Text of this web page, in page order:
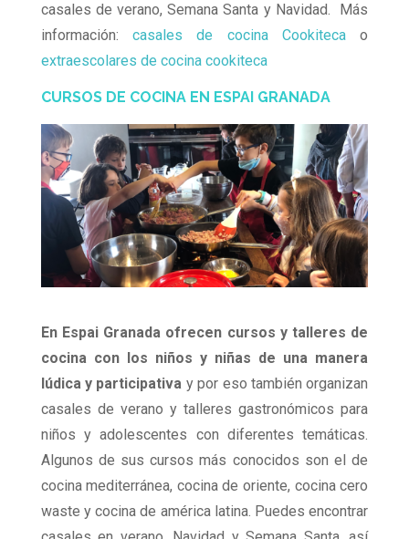
casales de verano, Semana Santa y Navidad. Más
información:casales de cocina Cookitecao
extraescolares de cocina cookiteca
CURSOS DE COCINA EN ESPAI GRANADA
En Espai Granada ofrecen cursos y talleres de
cocina con los niños y niñas de una manera
lúdica y participativa y por eso también organizan
casales de verano y talleres gastronómicos para
niños y adolescentes con diferentes temáticas.
Algunos de sus cursos más conocidos son el de
cocina mediterránea, cocina de oriente, cocina cero
waste y cocina de américa latina. Puedes encontrar